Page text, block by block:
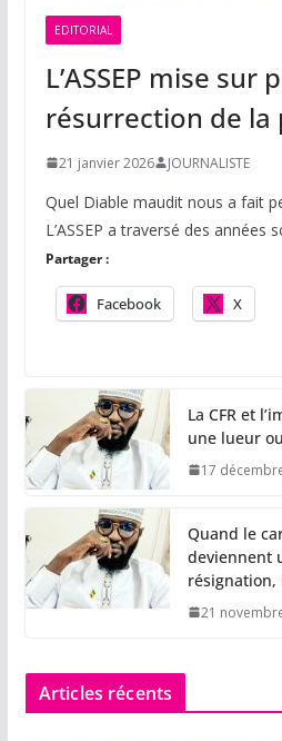
EDITORIAL
L’ASSEP mise sur
résurrection de la
21 janvier 2026 JOURNALISTE
Quel Diable maudit nous a fait
L’ASSEP a traversé des années
Partager :
Facebook X
La CFR et
une lueur
17
Quand le
deviennent
résignation,
21
Articles récents